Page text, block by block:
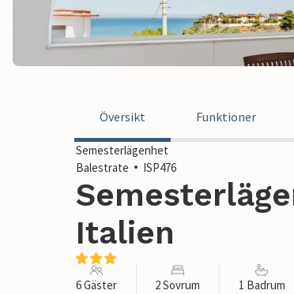
Översikt Funktioner
Semesterlägenhet
Balestrate
ISP476
Italien
6 Gäster 2 Sovrum 1 Badrum